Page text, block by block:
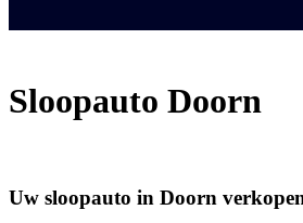
Sloopauto Doorn
Uw sloopauto in Doorn